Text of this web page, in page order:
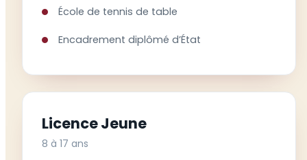
École de tennis de table
Encadrement diplômé d’État
Licence Jeune
8 à 17 ans